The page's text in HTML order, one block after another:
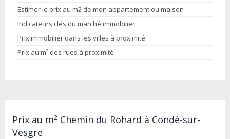
Estimer le prix au m2 de mon appartement ou maison
Indicateurs clés du marché immobilier
Prix immobilier dans les villes à proximité
Prix au m² des rues à proximité
Prix au m² Chemin du Rohard à Condé-sur-
Vesgre